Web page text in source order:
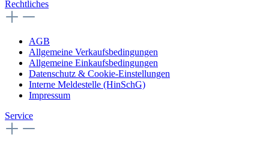
Rechtliches
AGB
Allgemeine Verkaufsbedingungen
Allgemeine Einkaufsbedingungen
Datenschutz & Cookie-Einstellungen
Interne Meldestelle (HinSchG)
Impressum
Service